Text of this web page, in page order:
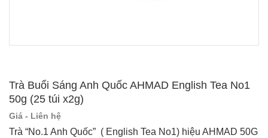
Trà Buổi Sáng Anh Quốc AHMAD English Tea No1
50g (25 túi x2g)
Giá - Liên hệ
Trà “No.1 Anh Quốc” ( English Tea No1) hiệu AHMAD 50G